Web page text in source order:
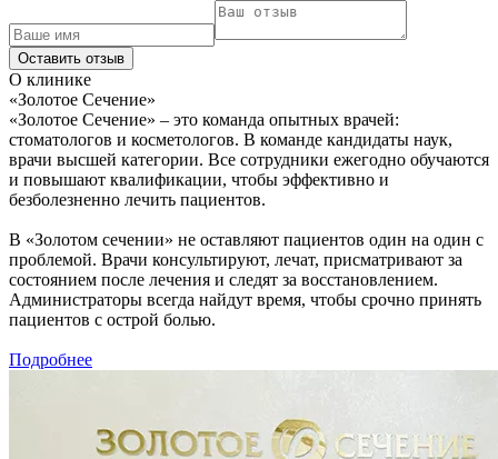
О клинике
«Золотое Сечение»
«Золотое Сечение» – это команда опытных врачей:
стоматологов и косметологов. В команде кандидаты наук,
врачи высшей категории. Все сотрудники ежегодно обучаются
и повышают квалификации, чтобы эффективно и
безболезненно лечить пациентов.
В «Золотом сечении» не оставляют пациентов один на один с
проблемой. Врачи консультируют, лечат, присматривают за
состоянием после лечения и следят за восстановлением.
Администраторы всегда найдут время, чтобы срочно принять
пациентов с острой болью.
Подробнее